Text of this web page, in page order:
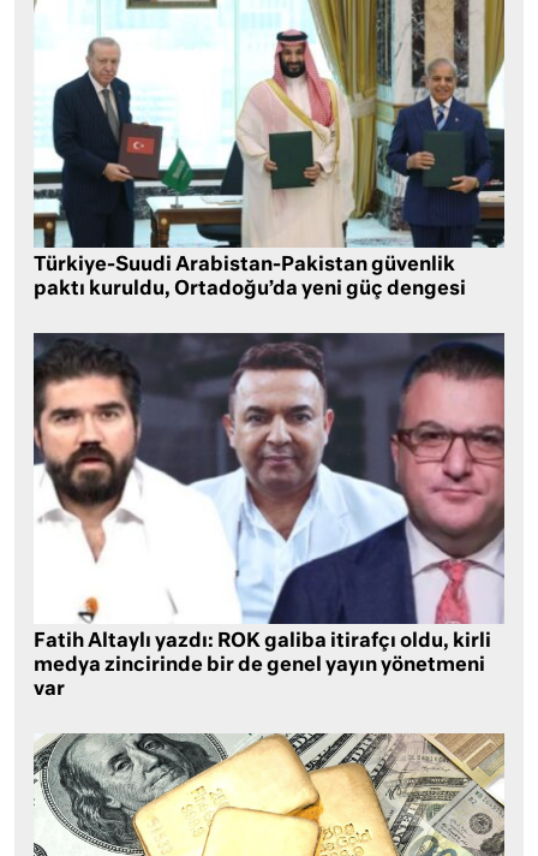
Türkiye-Suudi Arabistan-Pakistan güvenlik
paktı kuruldu, Ortadoğu’da yeni güç dengesi
Fatih Altaylı yazdı: ROK galiba itirafçı oldu, kirli
medya zincirinde bir de genel yayın yönetmeni
var